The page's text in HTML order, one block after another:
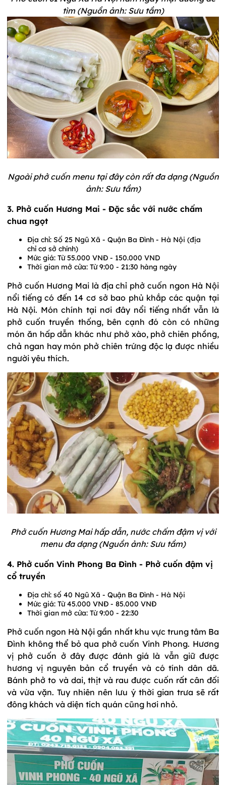
tìm (Nguồn ảnh: Sưu tầm)
Ngoài phở cuốn menu tại đây còn rất đa dạng (Nguồn
ảnh: Sưu tầm)
3. Phở cuốn Hương Mai - Đặc sắc với nước chấm
chua ngọt
Địa chỉ: Số 25 Ngũ Xã - Quận Ba Đình - Hà Nội (địa
chỉ cơ sở chính)
Mức giá: Từ 55.000 VNĐ - 150.000 VND
Thời gian mở cửa: Từ 9:00 - 21:30 hàng ngày
Phở cuốn Hương Mai là địa chỉ phở cuốn ngon Hà Nội
nổi tiếng có đến 14 cơ sở bao phủ khắp các quận tại
Hà Nội. Món chính tại nơi đây nổi tiếng nhất vẫn là
phở cuốn truyền thống, bên cạnh đó còn có những
món ăn hấp dẫn khác như phở xào, phở chiên phồng,
chả ngan hay món phở chiên trứng độc lạ được nhiều
người yêu thích.
Phở cuốn Hương Mai hấp dẫn, nước chấm đậm vị với
menu đa dạng (Nguồn ảnh: Sưu tầm)
4. Phở cuốn Vinh Phong Ba Đình - Phở cuốn đậm vị
cổ truyền
Địa chỉ: số 40 Ngũ Xã - Quận Ba Đình - Hà Nội
Mức giá: Từ 45.000 VNĐ - 85.000 VNĐ
Thời gian mở cửa: Từ 9:00 - 22:30
Phở cuốn ngon Hà Nội gần nhất khu vực trung tâm Ba
Đình không thể bỏ qua phở cuốn Vinh Phong. Hương
vị phở cuốn ở đây được đánh giá là vẫn giữ được
hương vị nguyên bản cổ truyền và có tính dân dã.
Bánh phở to và dai, thịt và rau được cuốn rất cân đối
và vừa vặn. Tuy nhiên nên lưu ý thời gian trưa sẽ rất
đông khách và diện tích quán cũng hơi nhỏ.